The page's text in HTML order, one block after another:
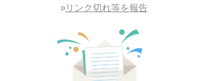
»リンク切れ等を報告